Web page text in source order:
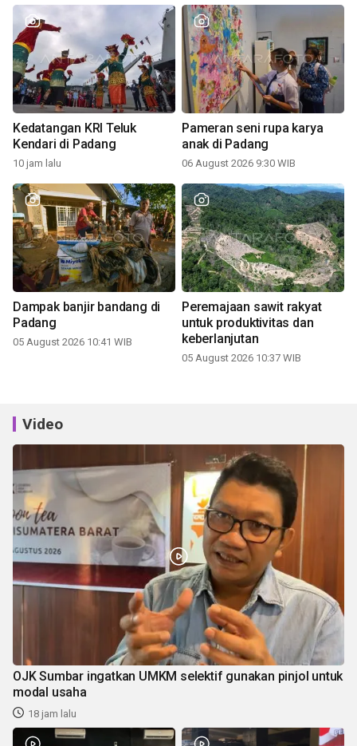
Kedatangan KRI Teluk
Kendari di Padang
10 jam lalu
Pameran seni rupa karya
anak di Padang
06 August 2026 9:30 WIB
Dampak banjir bandang di
Padang
05 August 2026 10:41 WIB
Peremajaan sawit rakyat
untuk produktivitas dan
keberlanjutan
05 August 2026 10:37 WIB
Video
OJK Sumbar ingatkan UMKM selektif gunakan pinjol untuk
modal usaha
18 jam lalu